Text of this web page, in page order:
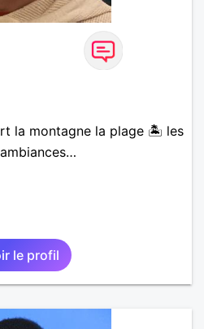
la montagne la plage 🏝️ les
le profil